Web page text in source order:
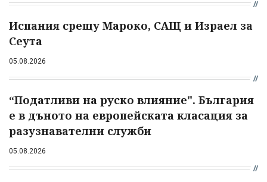
Испания срещу Мароко, САЩ и Израел за
Сеута
05.08.2026
“Податливи на руско влияние". България
е в дъното на европейската класация за
разузнавателни служби
05.08.2026